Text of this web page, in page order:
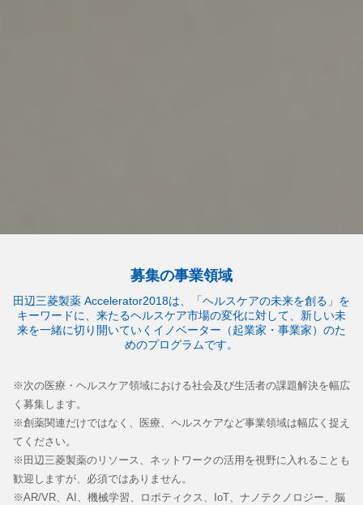
募集の事業領域
田辺三菱製薬 Accelerator2018は、「ヘルスケアの未来を創る」を
キーワードに、来たるヘルスケア市場の変化に対して、新しい未
来を一緒に切り開いていくイノベーター（起業家・事業家）のた
めのプログラムです。
※次の医療・ヘルスケア領域における社会及び生活者の課題解決を幅広
く募集します。
※創薬関連だけではなく、医療、ヘルスケアなど事業領域は幅広く捉え
てください。
※田辺三菱製薬のリソース、ネットワークの活用を視野に入れることも
歓迎しますが、必須ではありません。
※AR/VR、AI、機械学習、ロボティクス、IoT、ナノテクノロジー、脳